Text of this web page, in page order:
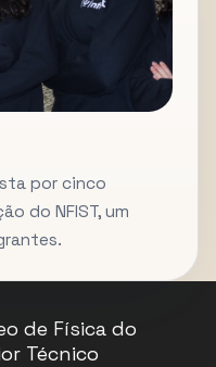
por cinco
do NFIST, um
de Física do
Técnico